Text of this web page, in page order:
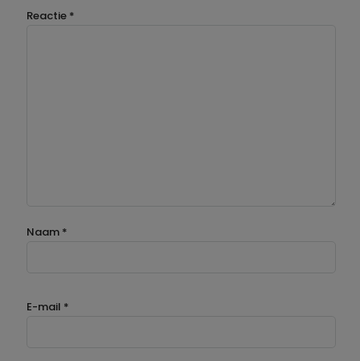
Reactie *
Naam *
E-mail *